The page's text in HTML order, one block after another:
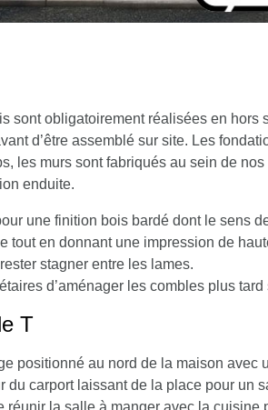
sont obligatoirement réalisées en hors
d’être assemblé sur site. Les
les murs sont fabriqués au sein de
enduite.
une finition bois bardé dont le sens
tout en donnant une impression de
stagner entre les lames.
d’aménager les combles plus tard
T
positionné au nord de la maison avec
carport laissant de la place pour un